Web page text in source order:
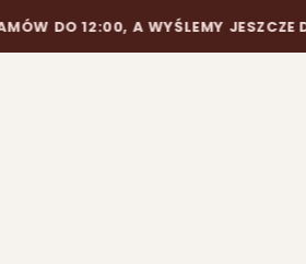
A WYŚLEMY JESZCZE DZISIAJ